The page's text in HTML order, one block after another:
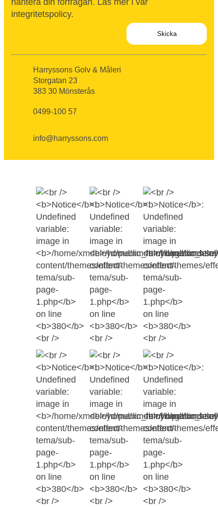
hantera din förfrågan. Läs mer i vår
integritetspolicy.
Harryssons Golv & Måleri
Storgatan 23
383 30 Mönsterås
0499-100 57
info@harryssons.com